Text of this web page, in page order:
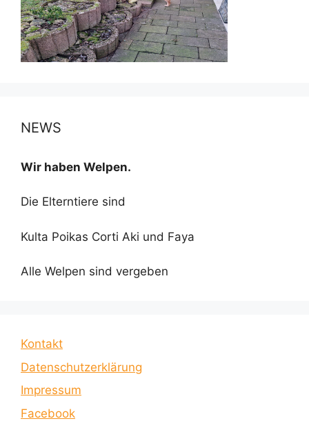
NEWS
Wir haben Welpen.
Die Elterntiere sind
Kulta Poikas Corti Aki und Faya
Alle Welpen sind vergeben
Kontakt
Datenschutzerklärung
Impressum
Facebook